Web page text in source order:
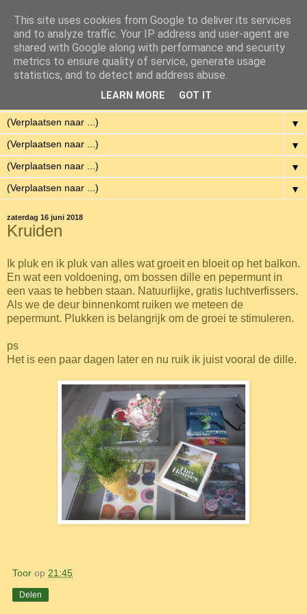
Eenvoudig Gelukkig
Met weinig middelen een hoge kwaliteit van leven hebben.
▼
▼
▼
▼
zaterdag 16 juni 2018
Kruiden
Ik pluk en ik pluk van alles wat groeit en bloeit op het balkon.
En wat een voldoening, om bossen dille en pepermunt in
een vaas te hebben staan. Natuurlijke, gratis luchtverfissers.
Als we de deur binnenkomt ruiken we meteen de
pepermunt. Plukken is belangrijk om de groei te stimuleren.
ps
Het is een paar dagen later en nu ruik ik juist vooral de dille.
Toor op 21:45
Delen
This site uses cookies from Google to deliver its services
and to analyze traffic. Your IP address and user-agent are
shared with Google along with performance and security
metrics to ensure quality of service, generate usage
statistics, and to detect and address abuse.
LEARN MORE GOT IT